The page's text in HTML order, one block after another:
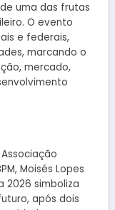
uma das frutas
O evento
e federais,
marcando o
mercado,
Moisés Lopes
2026 simboliza
após dois